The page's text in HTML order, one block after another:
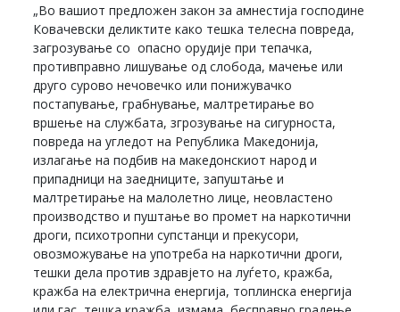
„Во вашиот предложен закон за амнестија господине
Ковачевски деликтите како тешка телесна повреда,
загрозување со опасно орудије при тепачка,
противправно лишување од слобода, мачење или
друго сурово нечовечко или понижувачко
постапување, грабнување, малтретирање во
вршење на службата, згрозување на сигурноста,
повреда на угледот на Република Македонија,
излагање на подбив на македонскиот народ и
припадници на заедниците, запуштање и
малтретирање на малолетно лице, неовластено
производство и пуштање во промет на наркотични
дроги, психотропни супстанци и прекусори,
овозможување на употреба на наркотични дроги,
тешки дела против здравјето на луѓето, кражба,
кражба на електрична енергија, топлинска енергија